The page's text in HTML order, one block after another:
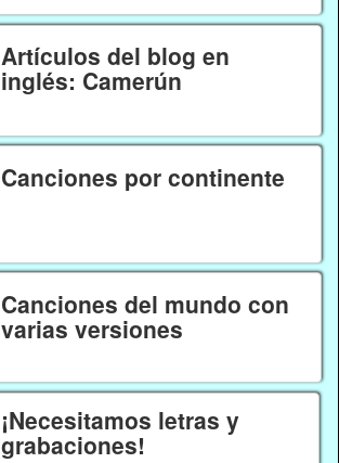
Artículos del blog en
inglés: Camerún
Canciones por continente
Canciones del mundo con
varias versiones
¡Necesitamos letras y
grabaciones!